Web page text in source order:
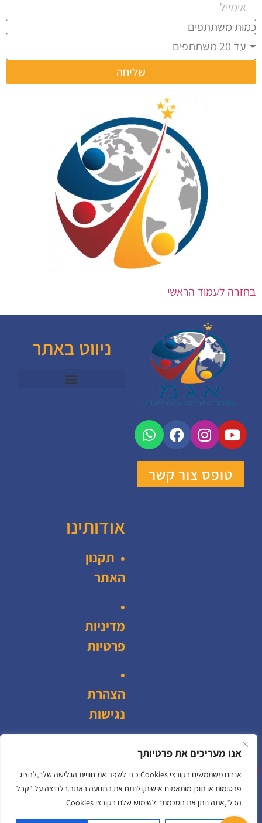
אנו מעריכים את פרטיותך
אנחנו משתמשים בקובצי Cookies כדי לשפר את חוויית הגלישה שלך,להציג
פרסומות או תוכן מותאמים אישית,ולנתח את התנועה באתר.בלחיצה על "קבל
הכל",אתה נותן את הסכמתך לשימוש שלנו בקובצי Cookies.
כמות משתתפים
שליחה
בחזרה לעמוד הראשי
טופס צור קשר
ניווט באתר
אודותינו
• תקנון
האתר
•
מדיניות
פרטיות
•
הצהרת
נגישות